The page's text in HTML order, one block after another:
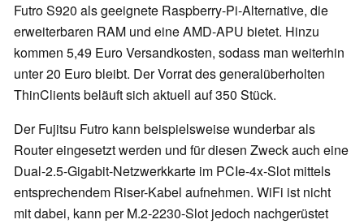
Futro S920 als geeignete Raspberry-Pi-Alternative, die
erweiterbaren RAM und eine AMD-APU bietet. Hinzu
kommen 5,49 Euro Versandkosten, sodass man weiterhin
unter 20 Euro bleibt. Der Vorrat des generalüberholten
ThinClients beläuft sich aktuell auf 350 Stück.
Der Fujitsu Futro kann beispielsweise wunderbar als
Router eingesetzt werden und für diesen Zweck auch eine
Dual-2.5-Gigabit-Netzwerkkarte im PCIe-4x-Slot mittels
entsprechendem Riser-Kabel aufnehmen. WiFi ist nicht
mit dabei, kann per M.2-2230-Slot jedoch nachgerüstet